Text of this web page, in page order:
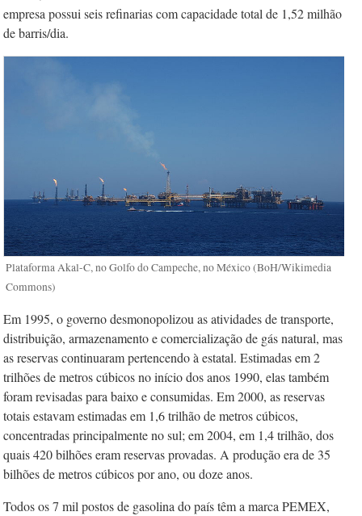
empresa possui seis refinarias com capacidade total de 1,52 milhão
de barris/dia.
Plataforma Akal-C, no Golfo do Campeche, no México (BoH/Wikimedia
Commons)
Em 1995, o governo desmonopolizou as atividades de transporte,
distribuição, armazenamento e comercialização de gás natural, mas
as reservas continuaram pertencendo à estatal. Estimadas em 2
trilhões de metros cúbicos no início dos anos 1990, elas também
foram revisadas para baixo e consumidas. Em 2000, as reservas
totais estavam estimadas em 1,6 trilhão de metros cúbicos,
concentradas principalmente no sul; em 2004, em 1,4 trilhão, dos
quais 420 bilhões eram reservas provadas. A produção era de 35
bilhões de metros cúbicos por ano, ou doze anos.
Todos os 7 mil postos de gasolina do país têm a marca PEMEX,